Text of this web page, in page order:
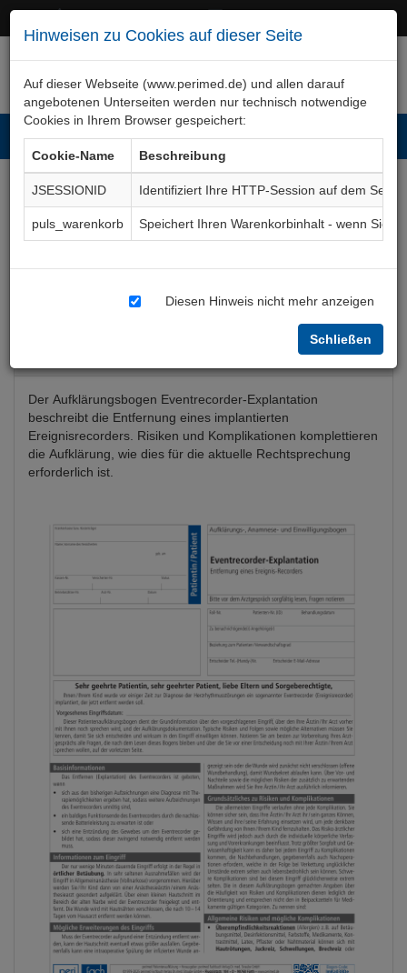
Hinweisen zu Cookies auf dieser Seite
Auf dieser Webseite (www.perimed.de) und allen darauf
angebotenen Unterseiten werden nur technisch notwendige
Cookies in Ihrem Browser gespeichert:
Cookie-Name
Beschreibung
JSESSIONID
Identifiziert Ihre HTTP-Session auf dem Server
puls_warenkorb
Speichert Ihren Warenkorbinhalt - wenn Sie
Diesen Hinweis nicht mehr anzeigen
Schließen
Event-Recorder-
Explantation
Der Aufklärungsbogen Eventrecorder-Explantation
beschreibt die Entfernung eines implantierten
Ereignisrecorders. Risiken und Komplikationen komplettieren
die Aufklärung, wie dies für die aktuelle Rechtsprechung
erforderlich ist.